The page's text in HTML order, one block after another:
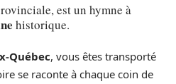
est un hymne à
historique.
Québec, vous êtes transporté
se raconte à chaque coin de